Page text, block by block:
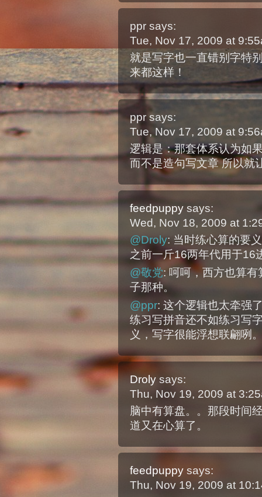
ppr says:
Tue, Nov 17, 2009 at
就是写字也一直错别字特
来都这样！
ppr says:
Tue, Nov 17, 2009 at
逻辑是：那套体系认为如
而不是造句写文章 所以就
feedpuppy says:
Wed, Nov 18, 2009 at
@Droly: 当时练心算的要
之前一斤16两年代用于16
@敬党: 呵呵，西方也算
子那种。
@ppr: 这个逻辑也太牵强
练习写拼音还不如练习写
义，写字很能浮想联翩咧
Droly says:
Thu, Nov 19, 2009 at
脑中有算盘。。那段时间
道又在心算了。
feedpuppy says:
Thu, Nov 19, 2009 at